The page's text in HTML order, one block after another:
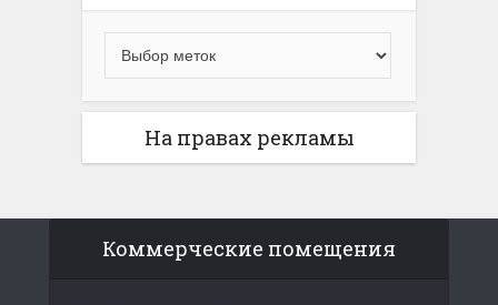
На правах рекламы
Коммерческие помещения